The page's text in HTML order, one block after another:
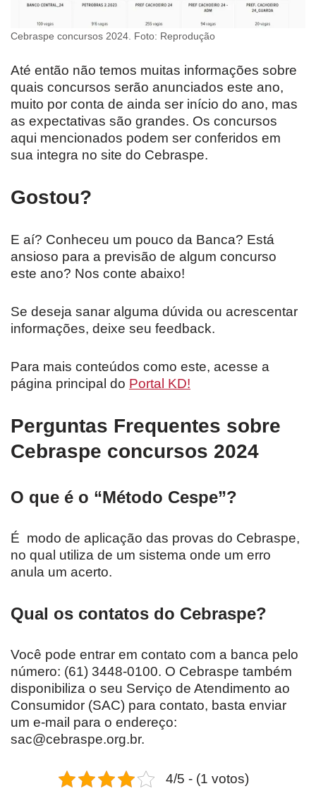
Cebraspe concursos 2024. Foto: Reprodução
Até então não temos muitas informações sobre
quais concursos serão anunciados este ano,
muito por conta de ainda ser início do ano, mas
as expectativas são grandes. Os concursos
aqui mencionados podem ser conferidos em
sua integra no site do Cebraspe.
Gostou?
E aí? Conheceu um pouco da Banca? Está
ansioso para a previsão de algum concurso
este ano? Nos conte abaixo!
Se deseja sanar alguma dúvida ou acrescentar
informações, deixe seu feedback.
Para mais conteúdos como este, acesse a
página principal do Portal KD!
Perguntas Frequentes sobre
Cebraspe concursos 2024
O que é o “Método Cespe”?
É modo de aplicação das provas do Cebraspe,
no qual utiliza de um sistema onde um erro
anula um acerto.
Qual os contatos do Cebraspe?
Você pode entrar em contato com a banca pelo
número: (61) 3448-0100. O Cebraspe também
disponibiliza o seu Serviço de Atendimento ao
Consumidor (SAC) para contato, basta enviar
um e-mail para o endereço:
sac@cebraspe.org.br.
4/5 - (1 votos)